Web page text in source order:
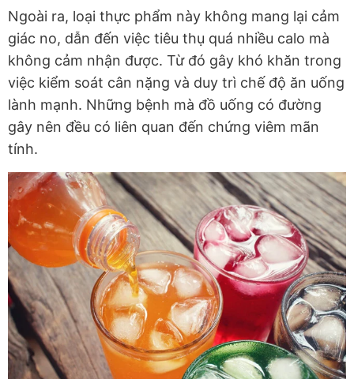
Ngoài ra, loại thực phẩm này không mang lại cảm
giác no, dẫn đến việc tiêu thụ quá nhiều calo mà
không cảm nhận được. Từ đó gây khó khăn trong
việc kiểm soát cân nặng và duy trì chế độ ăn uống
lành mạnh. Những bệnh mà đồ uống có đường
gây nên đều có liên quan đến chứng viêm mãn
tính.